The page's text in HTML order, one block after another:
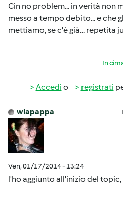
Cin no problem... in verità non
messo a tempo debito... e che
mettiamo, se c'è già... repetita
In
Accedi o registrati
wlapappa
Ven, 01/17/2014 - 13:24
l'ho aggiunto all'inizio del